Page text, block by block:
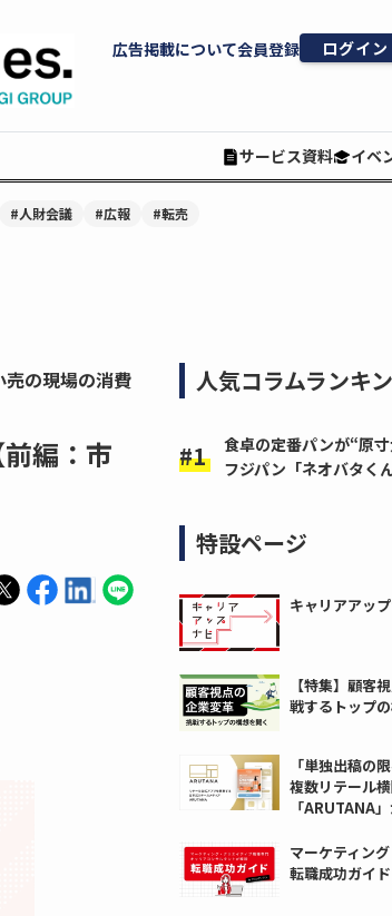
広告掲載について会員登録 ログイン
サービス資料 イベ
#人財会議 #広報 #転売
の現場の消費
編：市
人気コラムランキ
食卓の定番パンが“原
フジパン「ネオバタくん
特設ページ
キャリアアッ
【特集】顧客
戦するトップ
「単独出稿の
複数リテール
「ARUTANA
マーケティン
転職成功ガイド